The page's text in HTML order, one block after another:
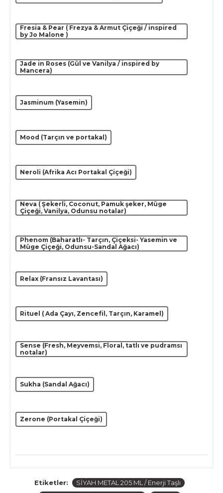
Fresia & Pear ( Frezya & Armut Çiçeği / inspired
by Jo Malone )
Jade in Roses (Gül ve Vanilya / inspired by
Mancera)
Jasminum (Yasemin)
Mood (Tarçın ve portakal)
Neroli (Afrika Acı Portakal Çiçeği)
Neva ( Şekerli, Coconut, Pamuk şeker, Müge
Çiçeği, Vanilya, Odunsu notalar)
Phenom (Baharatlı- Tarçın, Çiçeksi- Yasemin ve
Müge Çiçeği, Odunsu-Sandal Ağacı)
Relax (Fransız Lavantası)
Rituel ( Ada Çayı, Zencefil, Tarçın, Karamel)
Sense (Fresh, Meyvemsi, Floral, tatlı ve pudramsı
notalar)
Sukha (Sandal Ağacı)
Zerone (Portakal Çiçeği)
Etiketler:
SİYAH METAL 205 ML / Enerji Taşlı